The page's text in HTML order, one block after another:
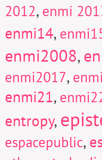
2012, enmi
enmi14,
enmi2008,
enmi2017,
enmi21,
entropy,
espacepublic,